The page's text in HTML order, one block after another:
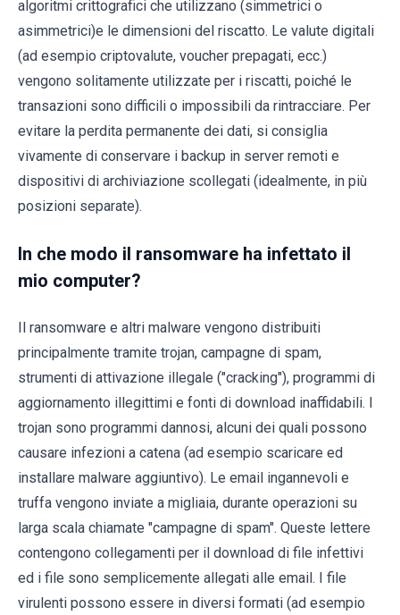
algoritmi crittografici che utilizzano (simmetrici o
asimmetrici)e le dimensioni del riscatto. Le valute digitali
(ad esempio criptovalute, voucher prepagati, ecc.)
vengono solitamente utilizzate per i riscatti, poiché le
transazioni sono difficili o impossibili da rintracciare. Per
evitare la perdita permanente dei dati, si consiglia
vivamente di conservare i backup in server remoti e
dispositivi di archiviazione scollegati (idealmente, in più
posizioni separate).
In che modo il ransomware ha infettato il
mio computer?
Il ransomware e altri malware vengono distribuiti
principalmente tramite trojan, campagne di spam,
strumenti di attivazione illegale ("cracking"), programmi di
aggiornamento illegittimi e fonti di download inaffidabili. I
trojan sono programmi dannosi, alcuni dei quali possono
causare infezioni a catena (ad esempio scaricare ed
installare malware aggiuntivo). Le email ingannevoli e
truffa vengono inviate a migliaia, durante operazioni su
larga scala chiamate "campagne di spam". Queste lettere
contengono collegamenti per il download di file infettivi
ed i file sono semplicemente allegati alle email. I file
virulenti possono essere in diversi formati (ad esempio